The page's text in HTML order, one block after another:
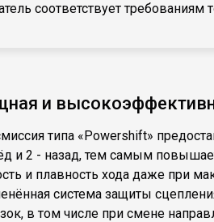
соответствует требованиям
и
типа «Powershift»
и 2 - назад, тем самым
и плавность хода даже при
система защиты
в том числе при смене